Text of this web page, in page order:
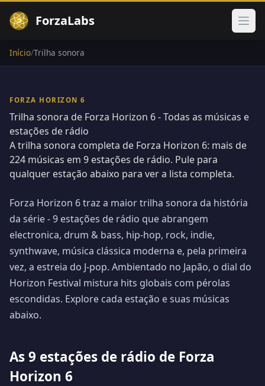
ForzaLabs
Início/Trilha sonora
FORZA HORIZON 6
Trilha sonora de Forza Horizon 6 - Todas as músicas e
estações de rádio
A trilha sonora completa de Forza Horizon 6: mais de
224 músicas em 9 estações de rádio. Pule para
qualquer estação abaixo para ver a lista completa.
Forza Horizon 6 traz a maior trilha sonora da história
da série - 9 estações de rádio que abrangem
electronica, drum & bass, hip-hop, rock, indie,
synthwave, música clássica moderna e, pela primeira
vez, a estreia do J-pop. Ambientado no Japão, o dial do
Horizon Festival mistura hits globais com pérolas
escondidas. Explore cada estação e suas músicas
abaixo.
As 9 estações de rádio de Forza
Horizon 6